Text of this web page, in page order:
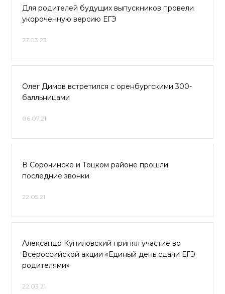
Для родителей будущих выпускников провели
укороченную версию ЕГЭ
27.03.23
Олег Димов встретился с оренбургскими 300-
балльницами
06.07.21
В Сорочинске и Тоцком районе прошли
последние звонки
22.05.21
Александр Куниловский принял участие во
Всероссийской акции «Единый день сдачи ЕГЭ
родителями»
22.03.21